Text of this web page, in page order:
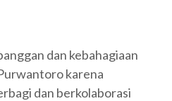
dan kebahagiaan
karena
dan berkolaborasi